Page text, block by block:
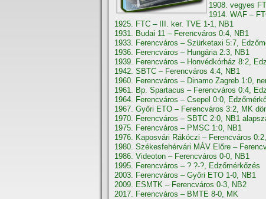
1908. vegyes
1914. WAF –
1925. FTC – III. ker. TVE 1-1, NB1
1931. Budai 11 – Ferencváros 0:4, NB1
1933. Ferencváros – Szürketaxi 5:7,
1936. Ferencváros – Hungária 2:3, NB1
1939. Ferencváros – Honvédkórház 8:2,
1942. SBTC – Ferencváros 4:4, NB1
1960. Ferencváros – Dinamo Zagreb 1:0,
1961. Bp. Spartacus – Ferencváros 0:4,
1964. Ferencváros – Csepel 0:0,
1967. Győri ETO – Ferencváros 3:2, MK
1970. Ferencváros – SBTC 2:0, NB1
1975. Ferencváros – PMSC 1:0, NB1
1976. Kaposvári Rákóczi – Ferencváros
1980. Székesfehérvári MÁV Előre –
1986. Videoton – Ferencváros 0-0, NB1
1995. Ferencváros – ? ?-?, Edzőmérkőzés
2003. Ferencváros – Győri ETO 1-0, NB1
2009. ESMTK – Ferencváros 0-3, NB2
2017. Ferencváros – BMTE 8-0, MK